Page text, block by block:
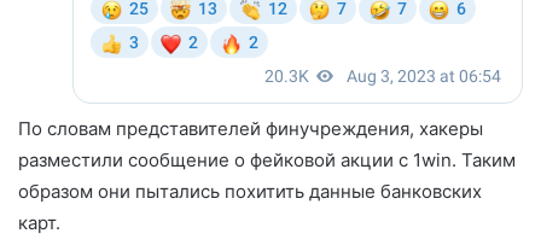
По словам представителей финучреждения, хакеры
разместили сообщение о фейковой акции с 1win. Таким
образом они пытались похитить данные банковских
карт.